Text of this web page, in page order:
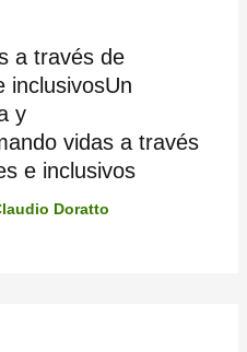
a través de
inclusivosUn
y
vidas a través
e inclusivos
Doratto